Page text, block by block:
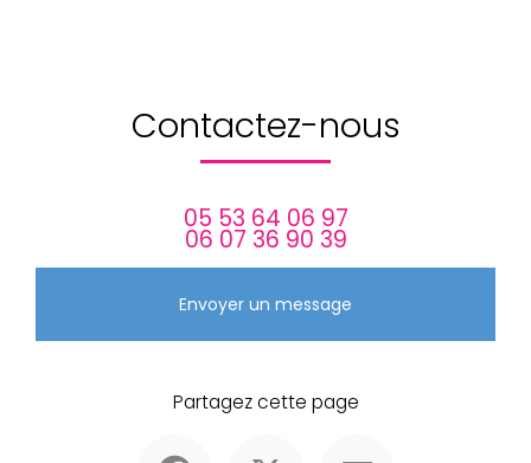
Contactez-nous
05 53 64 06 97
06 07 36 90 39
Envoyer un message
Partagez cette page